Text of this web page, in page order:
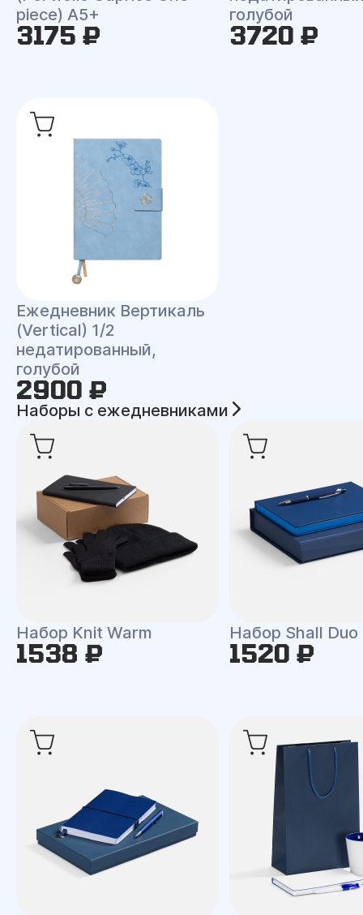
piece) A5+
3175 ₽
голубой
3720 ₽
Ежедневник Вертикаль
(Vertical) 1/2
недатированный,
голубой
2900 ₽
Наборы с ежедневниками
Набор Knit Warm
1538 ₽
Набор Shall Duo
1520 ₽